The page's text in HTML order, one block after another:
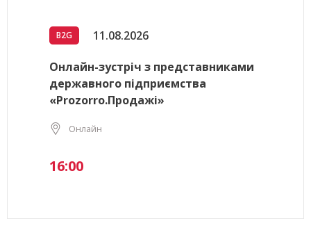
B2G 11.08.2026
Онлайн-зустріч з представниками
державного підприємства
«Prozorro.Продажі»
Онлайн
16:00